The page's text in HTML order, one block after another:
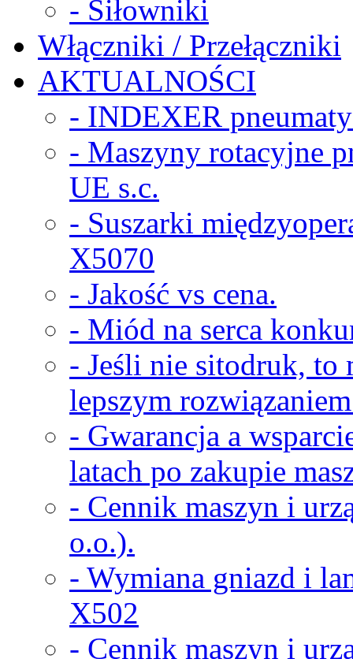
- Siłowniki
Włączniki / Przełączniki
AKTUALNOŚCI
- INDEXER
- Maszyny rotacyjne
UE s.c.
- Suszarki
X5070
- Jakość vs cena.
- Miód na serca
- Jeśli nie sitodruk, to
lepszym
- Gwarancja a
latach po zakupie
- Cennik maszyn i
o.o.).
- Wymiana gniazd i
X502
- Cennik maszyn i